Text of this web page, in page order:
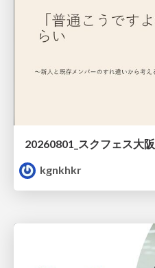
20260801_スクフェス大阪
kgnkhkr